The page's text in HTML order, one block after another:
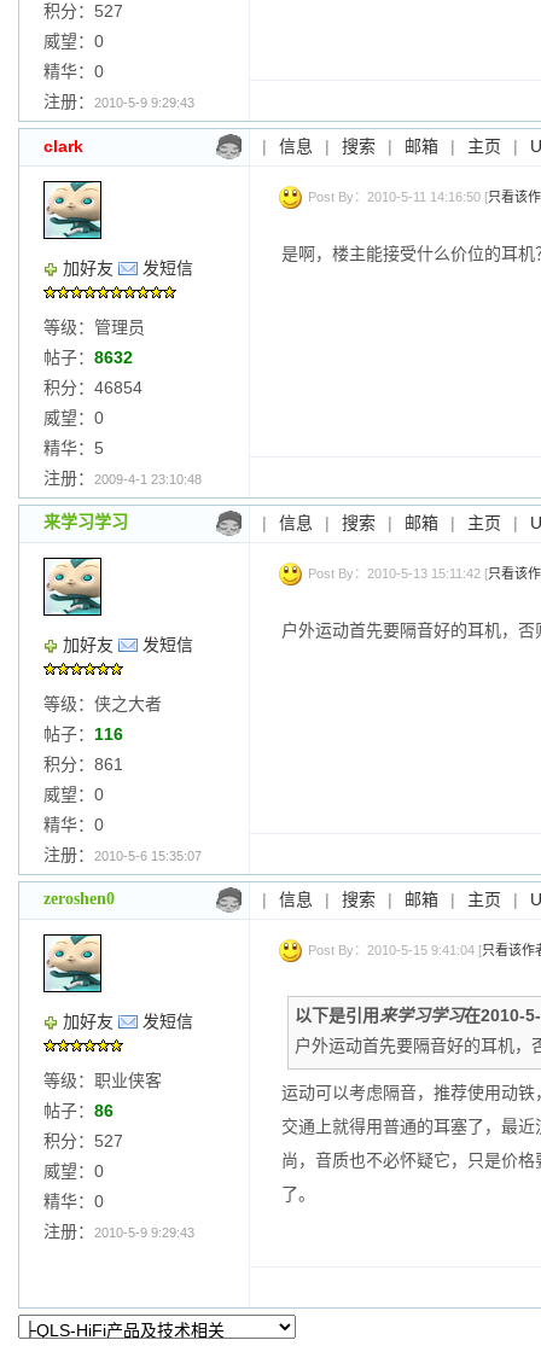
积分：527
威望：0
精华：0
注册：
2010-5-9 9:29:43
clark | 信息 | 搜索 | 邮箱 | 主页 |
加好友 发短信
等级：管理员
帖子： 8632
积分：46854
威望：0
精华：5
注册：
2009-4-1 23:10:48
Post By：2010-5-11 14:16:50 [只看该
是啊，楼主能接受什么价位的耳
来学习学习 | 信息 | 搜索 | 邮箱 | 主页 |
加好友 发短信
等级：侠之大者
帖子： 116
积分：861
威望：0
精华：0
注册：
2010-5-6 15:35:07
Post By：2010-5-13 15:11:42 [只看该
户外运动首先要隔音好的耳机，
zeroshen0 | 信息 | 搜索 | 邮箱 | 主页 |
加好友 发短信
等级：职业侠客
帖子： 86
积分：527
威望：0
精华：0
注册：
2010-5-9 9:29:43
Post By：2010-5-15 9:41:04 [只看该作
以下是引用来学习学习在2010-
户外运动首先要隔音好的耳机，
运动可以考虑隔音，推荐使用动
交通上就得用普通的耳塞了，最
尚，音质也不必怀疑它，只是价
了。